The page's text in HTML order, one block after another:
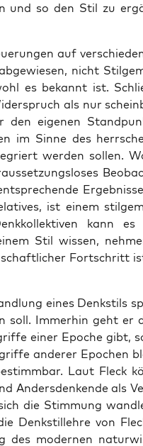
und so den Stil zu
auf
nicht
es bekannt ist.
als nur
den eige­nen
im Sin­ne des
wer­den sol­len.
ist einem
kann es
Stil wis­sen,
Fort­schritt
eines Denk­stils
soll. Immer­hin geht er
einer Epo­che gibt,
ande­rer Epo­chen
Laut Fleck
Anders­den­ken­de als
die Stim­mung
Denk­stil­leh­re von
des moder­nen